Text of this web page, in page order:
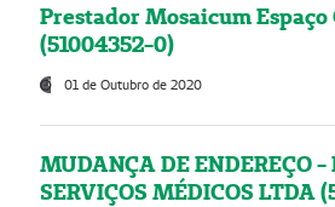
Prestador Mosaicum
(51004352-0)
01 de Outubro de 2020
MUDANÇA DE ENDEREÇO
SERVIÇOS MÉDICOS LTDA